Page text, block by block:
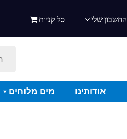
החשבון שלי סל קניות
אודותינו מים מלוחים